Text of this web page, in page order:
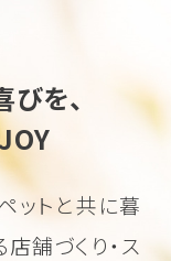
を、
ットと共に暮
舗づくり・ス